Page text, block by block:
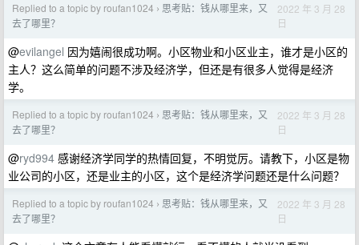
Replied to a topic by roufan1024 › 思考贴：钱从哪里来，又
去了哪里？
2022 年 3 月 28
日
@evilangel 因为嬉闹很成功啊。小区物业和小区业主，谁才是小区的
主人？这么简单的问题不涉及经济学，但还是有很多人觉得是经济
学。
Replied to a topic by roufan1024 › 思考贴：钱从哪里来，又
去了哪里？
2022 年 3 月 28
日
@ryd994 感谢经济学同学的热情回复，不明觉厉。请教下，小区是物
业公司的小区，还是业主的小区，这个是经济学问题还是什么问题？
Replied to a topic by roufan1024 › 思考贴：钱从哪里来，又
去了哪里？
2022 年 3 月 28
日